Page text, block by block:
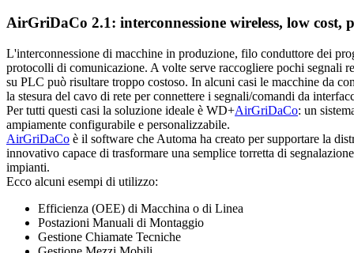
AirGriDaCo 2.1: interconnessione wireless, low cost,
L'interconnessione di macchine in produzione, filo conduttore dei
protocolli di comunicazione. A volte serve raccogliere pochi segnali
su PLC può risultare troppo costoso. In alcuni casi le macchine da
la stesura del cavo di rete per connettere i segnali/comandi da
Per tutti questi casi la soluzione ideale è WD+AirGriDaCo: un
ampiamente configurabile e personalizzabile.
AirGriDaCo è il software che Automa ha creato per supportare la
innovativo capace di trasformare una semplice torretta di
impianti.
Ecco alcuni esempi di utilizzo:
Efficienza (OEE) di Macchina o di Linea
Postazioni Manuali di Montaggio
Gestione Chiamate Tecniche